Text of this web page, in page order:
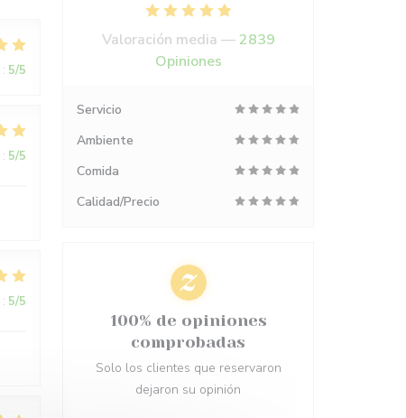
: 5/5
: 5/5
: 5/5
Valoración media — 2839
Opiniones
Servicio
Ambiente
Comida
Calidad/Precio
100% de opiniones
comprobadas
Solo los clientes que reservaron
dejaron su opinión